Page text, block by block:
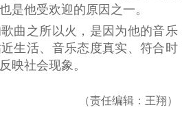
是他受欢迎的原因之一。
曲之所以火，是因为他的音乐
生活、音乐态度真实、符合时
映社会现象。
（责任编辑：王翔）